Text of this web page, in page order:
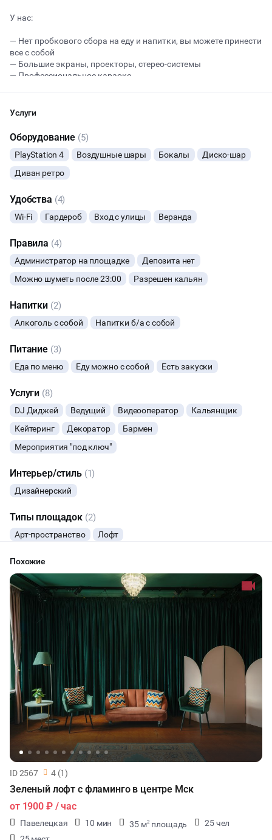
У нас:
— Нет пробкового сбора на еду и напитки, вы можете принести
все с собой
— Большие экраны, проекторы, стерео-системы
— Профессиональное караоке
паровой коктейль, фотосессию или + 1 час).
лофта до 20 человек.
Бронируй сейчас и получи скидку 20% в день обращения и
другие подарки!
Услуги
Оборудование (5)
PlayStation 4 Воздушные шары Бокалы
Диско-шар
Диван ретро
Удобства (4)
Wi-Fi Гардероб Вход с улицы Веранда
Правила (4)
Администратор на площадке
Депозита нет
Можно шуметь после 23:00
Разрешен кальян
Напитки (2)
Алкоголь с собой Напитки б/а с собой
Питание (3)
Еда по меню Еду можно с собой Есть закуски
Услуги (8)
DJ Диджей Ведущий Видеооператор
Кальянщик
Кейтеринг
Декоратор
Бармен
Мероприятия "под ключ"
Интерьер/стиль (1)
Дизайнерский
Типы площадок (2)
Арт-пространство Лофт
Тип мероприятия
ВЕЧЕРИНКИ
ДЕЛОВЫЕ МЕРОПРИЯТИЯ
ВЫПУСКНЫЕ
ДИСКОТЕКА
Начало
ОСТАВИТЬ ЗАЯВКУ
Вы можете отменить заявку в любой момент, это бесплатно
или поменять параметры с нашим менеджером после того, как
оставите заявку
🔥 8 человек интересовались этой площадкой сегодня
Похожие
ID 2567 4 (1)
Зеленый лофт с фламинго в центре Мск
от 1900 ₽/ час
Павелецкая 10 мин 35 м2 площадь
25 чел